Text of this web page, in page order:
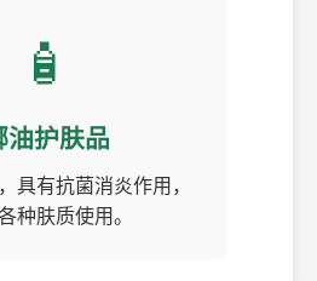
🧴
油护肤品
具有抗菌消炎作用，
种肤质使用。